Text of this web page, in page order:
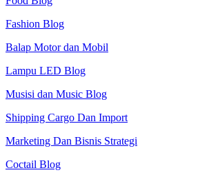
Fashion Blog
Balap Motor dan Mobil
Lampu LED Blog
Musisi dan Music Blog
Shipping Cargo Dan Import
Marketing Dan Bisnis Strategi
Coctail Blog